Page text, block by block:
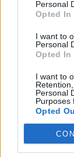
Personal
Opted In
I want to
Personal
Opted In
I want to
Personal
Purposes
Opted
2015
H2o - Vízcsepp